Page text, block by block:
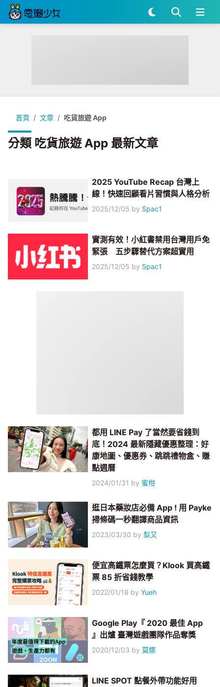
首頁 文章 吃貨旅遊 App
分類 吃貨旅遊 App 最新文章
2025 YouTube Recap 台灣上
線！快速回顧看片習慣與人格分析
2025/12/05 by Spac1
實測有效！小紅書禁用台灣用戶免
緊張 五步驟替代方案超實用
2025/12/05 by Spac1
都用 LINE Pay 了當然要省錢到
底！2024 最新隱藏優惠整理：好
康地圖、優惠券、跳跳禮物盒、賺
點週曆
2024/01/31 by 蜜柑
逛日本藥妝店必備 App ! 用 Payke
掃條碼一秒翻譯商品資訊
2023/03/30 by梨又
便宜高鐵票怎麼買？Klook 買高鐵
票 85 折省錢教學
2022/01/18 byYueh
Google Play『 2020 最佳 App
』出爐 臺灣遊戲團隊作品奪獎
2020/12/03 by莫娜
LINE SPOT 點餐外帶功能好用